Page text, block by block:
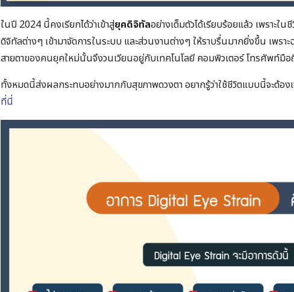
ในปี 2024 นี้คงเรียกได้ว่าเข้าสู่ยุคดิจิทัลอย่างเต็มตัวได้เรียบร้อยแล้ว เพราะใ
ดิจิทัลต่างๆ เข้ามาจัดการในระบบ และส่วนงานต่างๆ ให้ราบรื่นมากยิ่งขึ้น เพรา
สายตาของคนยุคใหม่นั้นจึงวนเวียนอยู่กับเทคโนโลยี คอมพิวเตอร์ โทรศัพท์มื
ทั้งหมดนี้ส่งผลกระทบอย่างมากกับสุขภาพดวงตา อยากรู้ว่าใช้ชีวิตแบบนี้จะต้อง
ที่นี่